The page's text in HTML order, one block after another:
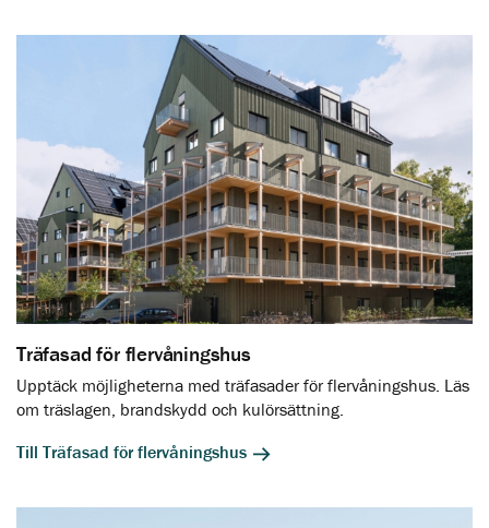
Träfasad för flervåningshus
Upptäck möjligheterna med träfasader för flervåningshus. Läs
om träslagen, brandskydd och kulörsättning.
Till Träfasad för flervåningshus